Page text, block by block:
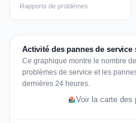
Rapports de problèmes
Activité des pannes de service
Ce graphique montre le nombre
problèmes de service et les
dernières 24 heures.
Voir la carte des